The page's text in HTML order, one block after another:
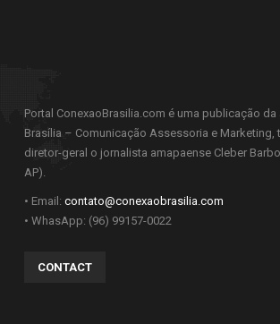
Portal ConexaoBrasilia.com é uma publicação da
Brasília – Comunicação Assessoria e Marketing,
diretor-geral o jornalista amapaense Cleber
AP).
• Email: contato@conexaobrasilia.com
• WhasApp: (96) 99157-0022
CONTACT